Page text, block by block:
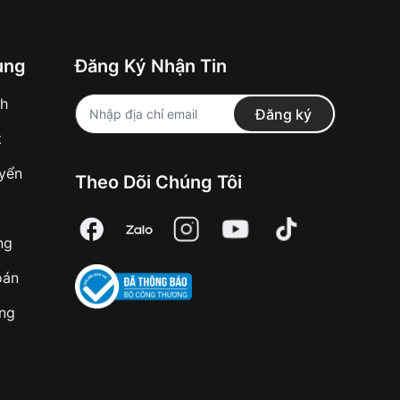
Đăng Ký Nhận Tin
Đăng ký
Theo Dõi Chúng Tôi